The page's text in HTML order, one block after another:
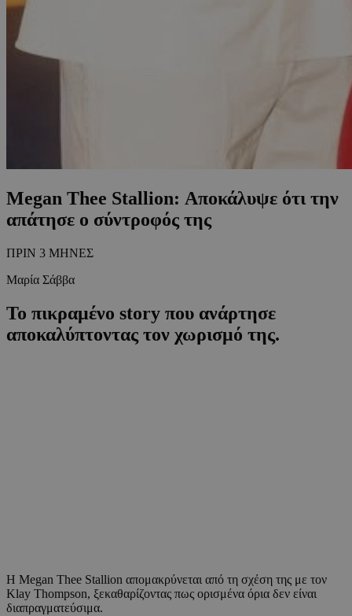
Megan Thee Stallion: Αποκάλυψε ότι την
απάτησε ο σύντροφός της
ΠΡΙΝ 3 ΜΗΝΕΣ
Μαρία Σάββα
Το πικραμένο story που ανάρτησε
αποκαλύπτοντας τον χωρισμό της.
Η Megan Thee Stallion απομακρύνεται από τη σχέση της με τον
Klay Thompson, ξεκαθαρίζοντας πως ορισμένα όρια δεν είναι
διαπραγματεύσιμα.